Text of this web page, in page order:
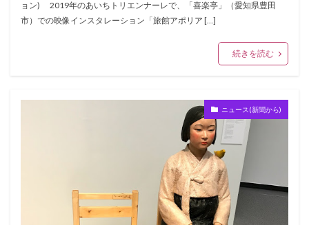
ョン) 2019年のあいちトリエンナーレで、「喜楽亭」（愛知県豊田
市）での映像インスタレーション「旅館アポリア […]
続きを読む
ニュース(新聞から)